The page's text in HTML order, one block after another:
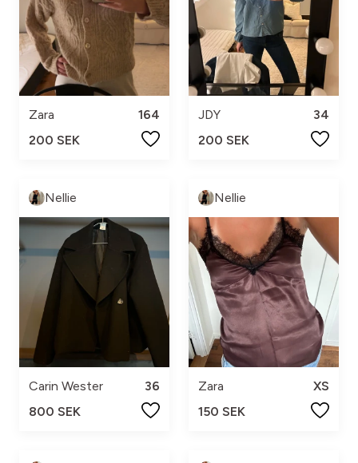
Zara
164
200 SEK
JDY
34
200 SEK
Nellie
Carin Wester
36
800 SEK
Nellie
Zara
XS
150 SEK